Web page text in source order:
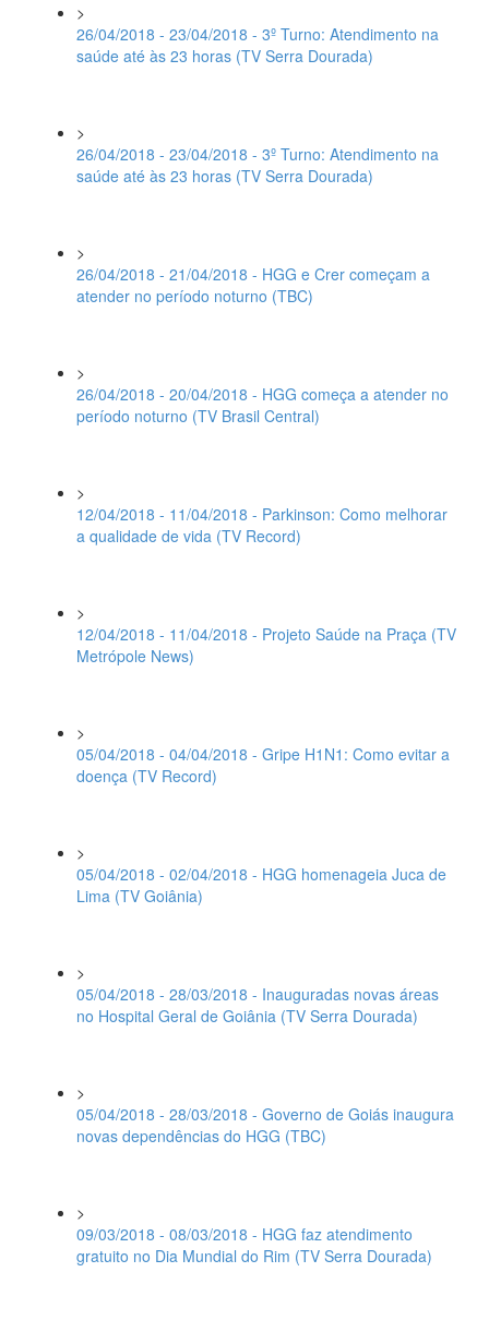
>
26/04/2018 - 23/04/2018 - 3º Turno: Atendimento na
saúde até às 23 horas (TV Serra Dourada)
>
26/04/2018 - 23/04/2018 - 3º Turno: Atendimento na
saúde até às 23 horas (TV Serra Dourada)
>
26/04/2018 - 21/04/2018 - HGG e Crer começam a
atender no período noturno (TBC)
>
26/04/2018 - 20/04/2018 - HGG começa a atender no
período noturno (TV Brasil Central)
>
12/04/2018 - 11/04/2018 - Parkinson: Como melhorar
a qualidade de vida (TV Record)
>
12/04/2018 - 11/04/2018 - Projeto Saúde na Praça (TV
Metrópole News)
>
05/04/2018 - 04/04/2018 - Gripe H1N1: Como evitar a
doença (TV Record)
>
05/04/2018 - 02/04/2018 - HGG homenageia Juca de
Lima (TV Goiânia)
>
05/04/2018 - 28/03/2018 - Inauguradas novas áreas
no Hospital Geral de Goiânia (TV Serra Dourada)
>
05/04/2018 - 28/03/2018 - Governo de Goiás inaugura
novas dependências do HGG (TBC)
>
09/03/2018 - 08/03/2018 - HGG faz atendimento
gratuito no Dia Mundial do Rim (TV Serra Dourada)